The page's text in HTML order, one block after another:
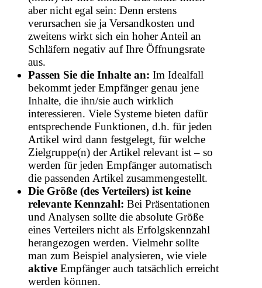
aber nicht egal sein: Denn erstens
verursachen sie ja Versandkosten und
zweitens wirkt sich ein hoher Anteil an
Schläfern negativ auf Ihre Öffnungsrate
aus.
Passen Sie die Inhalte an: Im Idealfall
bekommt jeder Empfänger genau jene
Inhalte, die ihn/sie auch wirklich
interessieren. Viele Systeme bieten dafür
entsprechende Funktionen, d.h. für jeden
Artikel wird dann festgelegt, für welche
Zielgruppe(n) der Artikel relevant ist – so
werden für jeden Empfänger automatisch
die passenden Artikel zusammengestellt.
Die Größe (des Verteilers) ist keine
relevante Kennzahl: Bei Präsentationen
und Analysen sollte die absolute Größe
eines Verteilers nicht als Erfolgskennzahl
herangezogen werden. Vielmehr sollte
man zum Beispiel analysieren, wie viele
aktive Empfänger auch tatsächlich erreicht
werden können.